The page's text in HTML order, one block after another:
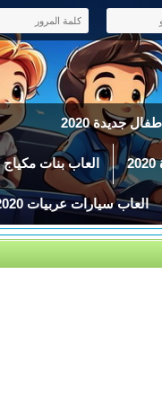
العاب بنات مكياج 2019 - العاب ميك اب 2020
العاب سيارات عربيات 2020 - العاب سباق سيارات 2019